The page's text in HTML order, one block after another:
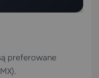
preferowane